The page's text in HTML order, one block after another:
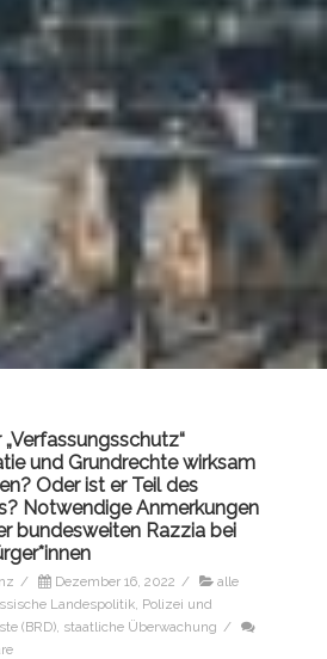
„Verfassungsschutz“
und Grundrechte wirksam
Oder ist er Teil des
Notwendige Anmerkungen
bundesweiten Razzia bei
/ Dezember 16, 2022 /
alle
Landespolitik Polizei und
(BRD) staatliche Überwachung /